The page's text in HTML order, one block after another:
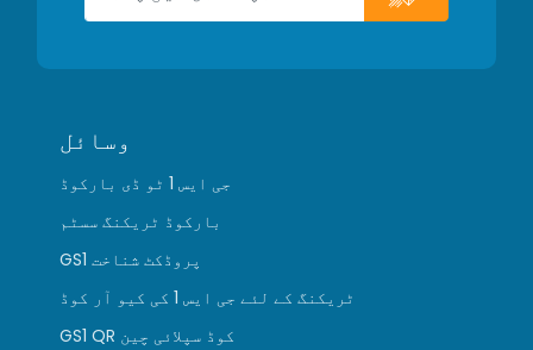
وسائل
جی ایس 1 ٹو ڈی بارکوڈ
بارکوڈ ٹریکنگ سسٹم
GS1 پروڈکٹ شناخت
ٹریکنگ کے لئے جی ایس 1 کی کیو آر کوڈ
GS1 QR کوڈ سپلائی چین